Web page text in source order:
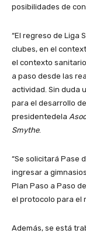
posibilidades de
“El regreso de Liga
clubes, en el
el contexto
a paso desde las
actividad. Sin duda
para el desarrollo
presidentedela
Smythe.
“Se solicitará Pase
ingresar a
Plan Paso a Paso
el protocolo para el
Además, se está